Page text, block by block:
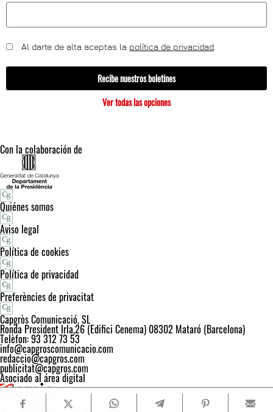
Al darte de alta aceptas la política de privacidad
Recibe nuestros boletines
Ver todas las opciones
Con la colaboración de
Quiénes somos
Aviso legal
Política de cookies
Política de privacidad
Preferències de privacitat
Capgròs Comunicació, SL
Ronda President Irla,26 (Edifici Cenema) 08302 Mataró (Barcelona)
Telèfon: 93 312 73 53
info@capgroscomunicacio.com
redaccio@capgros.com
publicitat@capgros.com
Asociado al área digital